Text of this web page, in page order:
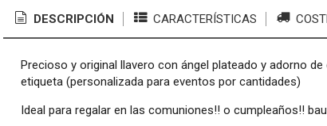
DESCRIPCIÓN CARACTERÍSTICAS
Precioso y original llavero con ángel plateado y adorno
etiqueta (personalizada para eventos por cantidades)
Ideal para regalar en las comuniones!! o cumpleaños!!